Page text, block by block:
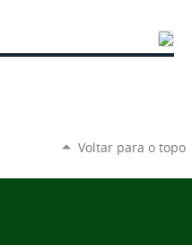
Voltar para o topo